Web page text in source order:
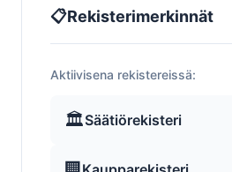
📋Rekisterimerkinnät
Aktiivisena rekistereissä:
🏛️Säätiörekisteri